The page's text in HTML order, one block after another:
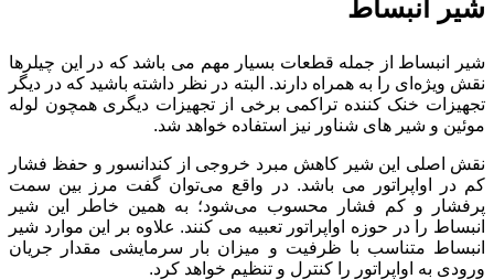
شیر انبساط
شیر انبساط از جمله قطعات بسیار مهم می باشد که در این چیلرها
نقش ویژه‌ای را به همراه دارند. البته در نظر داشته باشید که در دیگر
تجهیزات خنک کننده تراکمی برخی از تجهیزات دیگری همچون لوله
موئین و شیر های شناور نیز استفاده خواهد شد.
نقش اصلی این شیر کاهش مبرد خروجی از کندانسور و حفظ فشار
کم در اواپراتور می باشد. در واقع می‌توان گفت مرز بین سمت
پرفشار و کم فشار محسوب می‌شود؛ به همین خاطر این شیر
انبساط را در حوزه اواپراتور تعبیه می کنند. علاوه بر این موارد شیر
انبساط متناسب با ظرفیت و میزان بار سرمایشی مقدار جریان
ورودی به اواپراتور را کنترل و تنظیم خواهد کرد.